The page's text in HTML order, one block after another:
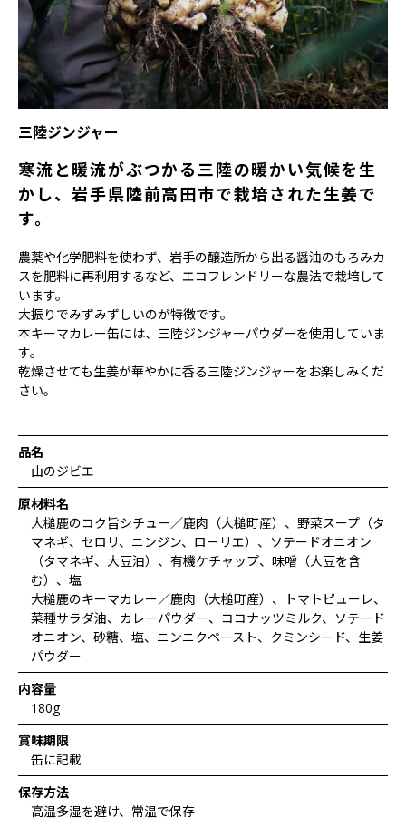
三陸ジンジャー
寒流と暖流がぶつかる三陸の暖かい気候を生
かし、岩手県陸前高田市で栽培された生姜で
す。
農薬や化学肥料を使わず、岩手の醸造所から出る醤油のもろみカ
スを肥料に再利用するなど、エコフレンドリーな農法で栽培して
います。
大振りでみずみずしいのが特徴です。
本キーマカレー缶には、三陸ジンジャーパウダーを使用していま
す。
乾燥させても生姜が華やかに香る三陸ジンジャーをお楽しみくだ
さい。
品名
山のジビエ
原材料名
大槌鹿のコク旨シチュー／鹿肉（大槌町産）、野菜スープ（タ
マネギ、セロリ、ニンジン、ローリエ）、ソテードオニオン
（タマネギ、大豆油）、有機ケチャップ、味噌（大豆を含
む）、塩
大槌鹿のキーマカレー／鹿肉（大槌町産）、トマトピューレ、
菜種サラダ油、カレーパウダー、ココナッツミルク、ソテード
オニオン、砂糖、塩、ニンニクペースト、クミンシード、生姜
パウダー
内容量
180g
賞味期限
缶に記載
保存方法
高温多湿を避け、常温で保存